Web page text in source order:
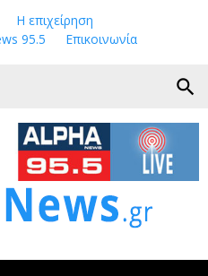
Η επιχείρηση
95.5
Επικοινωνία
search